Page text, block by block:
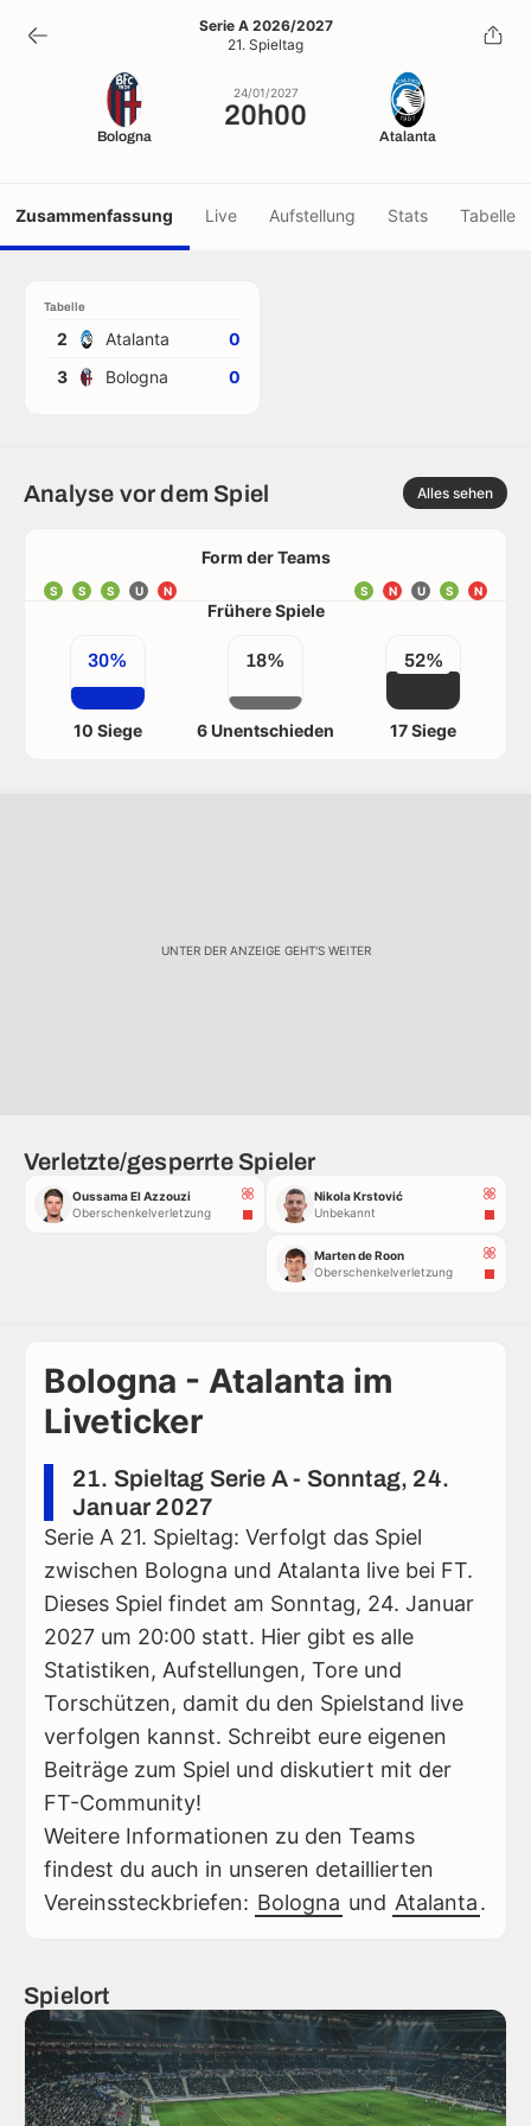
20h00
24/01/2027
Serie A 2026/2027
21. Spieltag
Bologna
24/01/2027
20h00
Atalanta
Zusammenfassung Live Aufstellung Stats Tabelle
Tabelle
2 Atalanta
0
3
Bologna 0
Analyse vor dem Spiel Alles sehen
Form der Teams
S S S U N N
S
U
N
S
Frühere Spiele
30%
10 Siege
18%
6 Unentschieden
52%
17 Siege
UNTER DER ANZEIGE GEHT'S WEITER
Verletzte/gesperrte Spieler
Oussama El Azzouzi
Oberschenkelverletzung
Nikola Krstović
Unbekannt
Marten de Roon
Oberschenkelverletzung
Bologna - Atalanta im
Liveticker
21. Spieltag Serie A - Sonntag, 24.
Januar 2027
Serie A 21. Spieltag: Verfolgt das Spiel
zwischen Bologna und Atalanta live bei FT.
Dieses Spiel findet am Sonntag, 24. Januar
2027 um 20:00 statt. Hier gibt es alle
Statistiken, Aufstellungen, Tore und
Torschützen, damit du den Spielstand live
verfolgen kannst. Schreibt eure eigenen
Beiträge zum Spiel und diskutiert mit der
FT-Community!
Weitere Informationen zu den Teams
findest du auch in unseren detaillierten
Vereinssteckbriefen: Bologna und Atalanta.
Spielort